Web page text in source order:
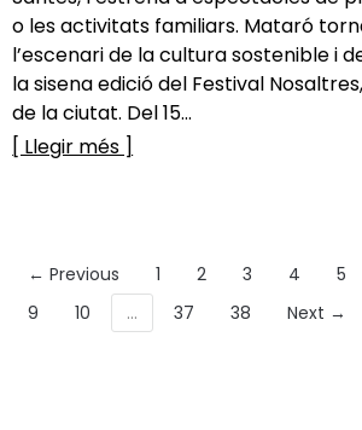
o les activitats familiars. Mataró
l’escenari de la cultura sostenible i
la sisena edició del Festival
de la ciutat. Del 15...
[ Llegir més ]
← Previous 1 2 3 4 5
9
10 … 37 38 Next →